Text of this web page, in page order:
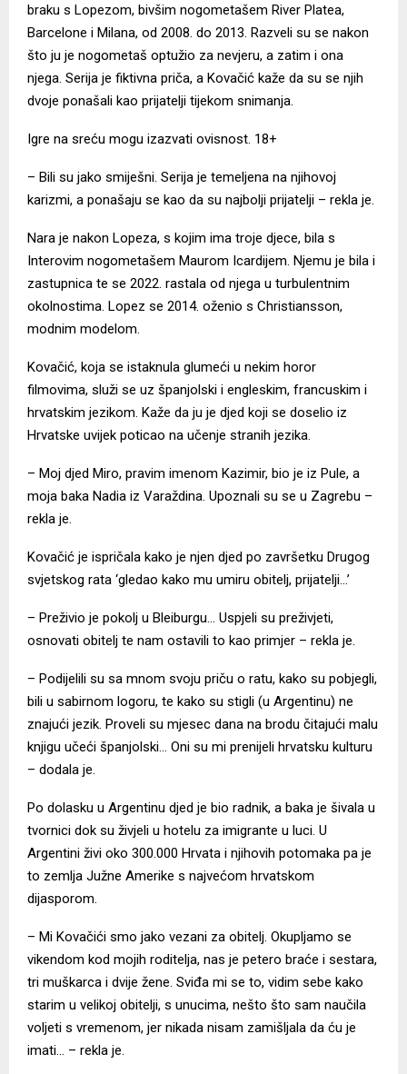
braku s Lopezom, bivšim nogometašem River Platea,
Barcelone i Milana, od 2008. do 2013. Razveli su se nakon
što ju je nogometaš optužio za nevjeru, a zatim i ona
njega. Serija je fiktivna priča, a Kovačić kaže da su se njih
dvoje ponašali kao prijatelji tijekom snimanja.
Igre na sreću mogu izazvati ovisnost. 18+
– Bili su jako smiješni. Serija je temeljena na njihovoj
karizmi, a ponašaju se kao da su najbolji prijatelji – rekla je.
Nara je nakon Lopeza, s kojim ima troje djece, bila s
Interovim nogometašem Maurom Icardijem. Njemu je bila i
zastupnica te se 2022. rastala od njega u turbulentnim
okolnostima. Lopez se 2014. oženio s Christiansson,
modnim modelom.
Kovačić, koja se istaknula glumeći u nekim horor
filmovima, služi se uz španjolski i engleskim, francuskim i
hrvatskim jezikom. Kaže da ju je djed koji se doselio iz
Hrvatske uvijek poticao na učenje stranih jezika.
– Moj djed Miro, pravim imenom Kazimir, bio je iz Pule, a
moja baka Nadia iz Varaždina. Upoznali su se u Zagrebu –
rekla je.
Kovačić je ispričala kako je njen djed po završetku Drugog
svjetskog rata ‘gledao kako mu umiru obitelj, prijatelji…’
– Preživio je pokolj u Bleiburgu… Uspjeli su preživjeti,
osnovati obitelj te nam ostavili to kao primjer – rekla je.
– Podijelili su sa mnom svoju priču o ratu, kako su pobjegli,
bili u sabirnom logoru, te kako su stigli (u Argentinu) ne
znajući jezik. Proveli su mjesec dana na brodu čitajući malu
knjigu učeći španjolski… Oni su mi prenijeli hrvatsku kulturu
– dodala je.
Po dolasku u Argentinu djed je bio radnik, a baka je šivala u
tvornici dok su živjeli u hotelu za imigrante u luci. U
Argentini živi oko 300.000 Hrvata i njihovih potomaka pa je
to zemlja Južne Amerike s najvećom hrvatskom
dijasporom.
– Mi Kovačići smo jako vezani za obitelj. Okupljamo se
vikendom kod mojih roditelja, nas je petero braće i sestara,
tri muškarca i dvije žene. Sviđa mi se to, vidim sebe kako
starim u velikoj obitelji, s unucima, nešto što sam naučila
voljeti s vremenom, jer nikada nisam zamišljala da ću je
imati… – rekla je.